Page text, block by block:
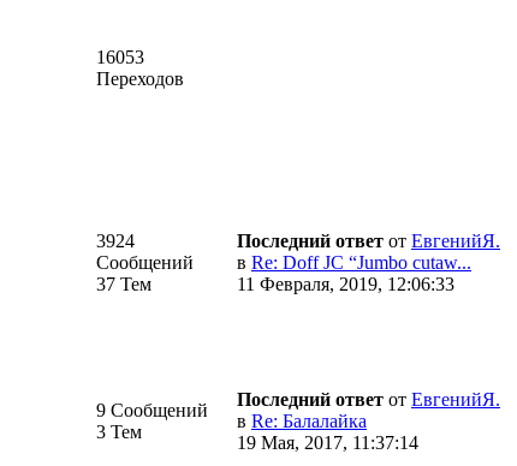
16053
Переходов
3924
Сообщений
37 Тем
Последний ответ от ЕвгенийЯ.
в Re: Doff JC “Jumbo cutaw...
11 Февраля, 2019, 12:06:33
9 Сообщений
3 Тем
Последний ответ от ЕвгенийЯ.
в Re: Балалайка
19 Мая, 2017, 11:37:14